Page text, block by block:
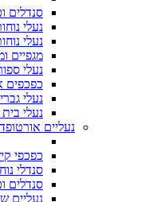
סנדלים
נעלי
נעלי
מגפיים
נעלי
כפכפים
נעלי
נעלי
נעליים
כפכפי
סנדלי
סנדלים
נעליים